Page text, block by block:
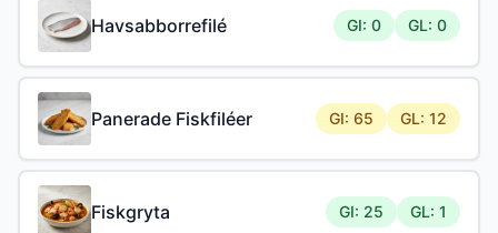
Havsabborrefilé GI: 0 GL: 0
Panerade Fiskfiléer GI: 65 GL: 12
Fiskgryta GI: 25 GL: 1